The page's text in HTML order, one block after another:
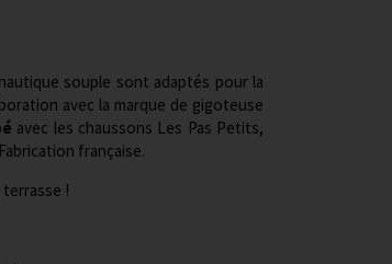
souple sont adaptés pour la
avec la marque de gigoteuse
avec les chaussons Les Pas Petits,
française.
!